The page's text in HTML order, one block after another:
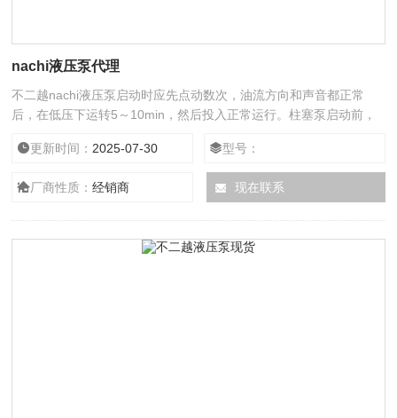
nachi液压泵代理
不二越nachi液压泵启动时应先点动数次，油流方向和声音都正常
后，在低压下运转5～10min，然后投入正常运行。柱塞泵启动前，
能性百分之五十，危害极大，油的粘度过大，主要是过度使用所造成
的，而一旦出现，就会使吸油困难，会使局部产生真空现象，不二越
nachi液压泵使原来溶解在油内的空气分离出来，这些空气使设备工
更新时间： 2025-07-30 型号：
厂商性质：经销商 现在联系